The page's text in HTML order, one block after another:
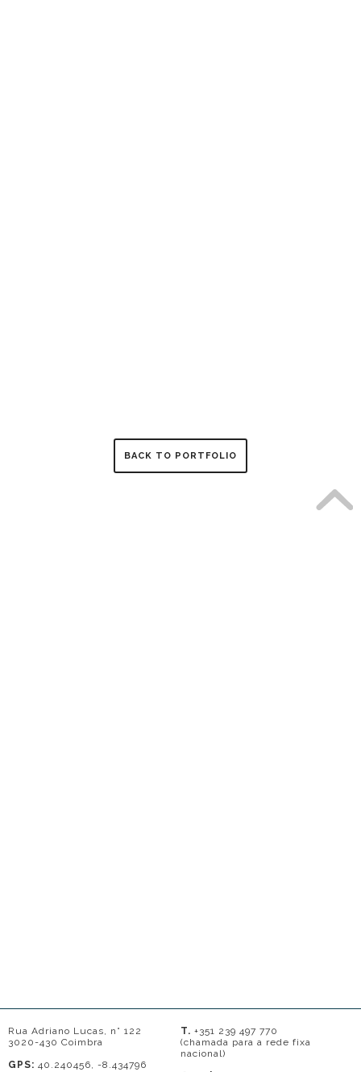
BACK TO PORTFOLIO
Rua Adriano Lucas, n° 122
3020-430 Coimbra
GPS: 40.240456, -8.434796
T. +351 239 497 770
(chamada para a rede fixa
nacional)